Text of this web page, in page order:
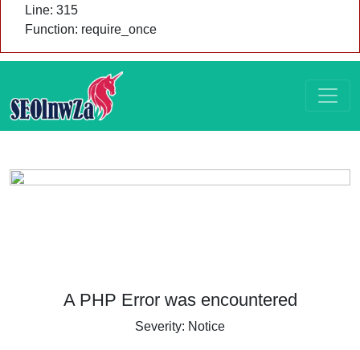
Line: 315
Function: require_once
A PHP Error was encountered
Severity: Notice